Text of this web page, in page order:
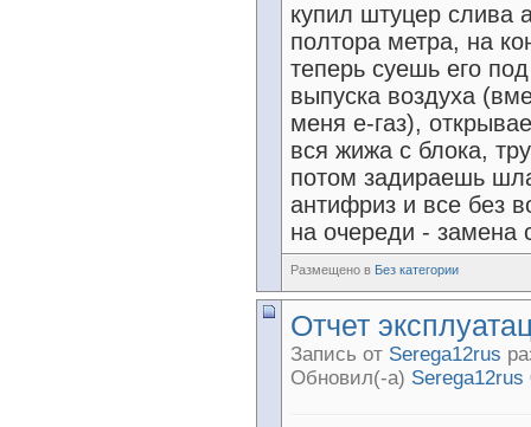
купил штуцер слива
полтора метра, на
теперь суешь его
выпуска воздуха
меня е-газ),
вся жижа с блока,
потом задираешь
антифриз и все без
на очереди - замена
Размещено в Без категории
Отчет
Запись от Serega12rus
Обновил(-а) Serega12rus